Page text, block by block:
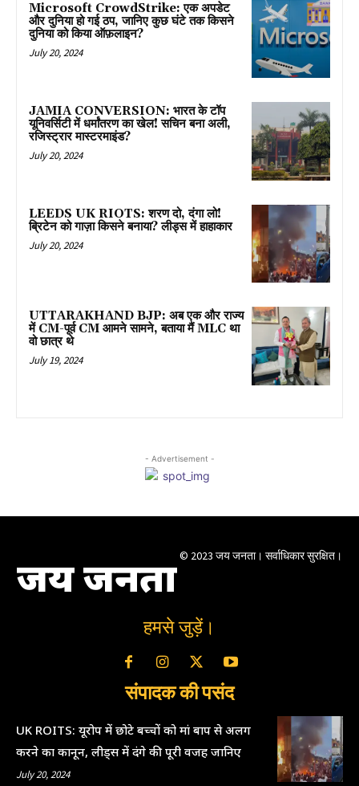
Microsoft CrowdStrike: एक अपडेट
और दुनिया हो गई ठप, जानिए कुछ घंटे तक किसने
दुनिया को किया ऑफ़लाइन?
July 20, 2024
JAMIA CONVERSION: भारत के टॉप
यूनिवर्सिटी में धर्मांतरण का खेल! सचिन बना अली,
रजिस्ट्रार मास्टरमाइंड?
July 20, 2024
LEEDS UK RIOTS: शरण दो, दंगा लो!
ब्रिटेन को गाज़ा किसने बनाया? लीड्स में हाहाकार
July 20, 2024
UTTARAKHAND BJP: अब एक और राज्य
में CM-पूर्व CM आमने सामने, बताया मैं MLC था
वो छात्र थे
July 19, 2024
- Advertisement -
जय जनता © 2023 जय जनता। सर्वाधिकार सुरक्षित।
हमसे जुड़ें।
संपादक की पसंद
UK ROITS: यूरोप में छोटे बच्चों को मां बाप से अलग
करने का कानून, लीड्स में दंगे की पूरी वजह जानिए
July 20, 2024